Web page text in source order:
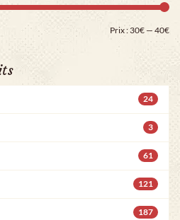
Prix : 30€ — 40€
24
3
61
121
187